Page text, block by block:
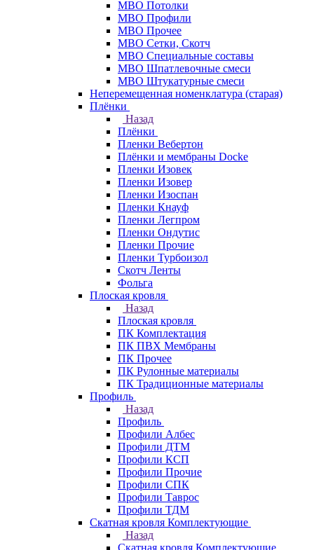
МВО Потолки
МВО Профили
МВО Прочее
МВО Сетки, Скотч
МВО Специальные составы
МВО Шпатлевочные смеси
МВО Штукатурные смеси
Неперемещенная номенклатура (старая)
Плёнки
Назад
Плёнки
Пленки Вебертон
Плёнки и мембраны Docke
Пленки Изовек
Пленки Изовер
Пленки Изоспан
Пленки Кнауф
Пленки Легпром
Пленки Ондутис
Пленки Прочие
Пленки Турбоизол
Скотч Ленты
Фольга
Плоская кровля
Назад
Плоская кровля
ПК Комплектация
ПК ПВХ Мембраны
ПК Прочее
ПК Рулонные материалы
ПК Традиционные материалы
Профиль
Назад
Профиль
Профили Албес
Профили ДТМ
Профили КСП
Профили Прочие
Профили СПК
Профили Таврос
Профили ТДМ
Скатная кровля Комплектующие
Назад
Скатная кровля Комплектующие